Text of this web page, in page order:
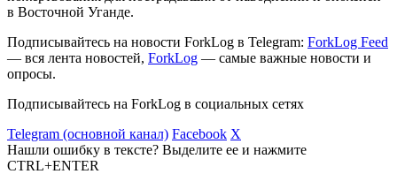
в Восточной Уганде.
Подписывайтесь на новости ForkLog в Telegram: ForkLog Feed
— вся лента новостей, ForkLog — самые важные новости и
опросы.
Подписывайтесь на ForkLog в социальных сетях
Telegram (основной канал) Facebook X
Нашли ошибку в тексте? Выделите ее и нажмите
CTRL+ENTER